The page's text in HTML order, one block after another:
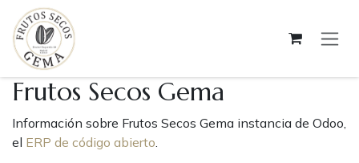
Ir al contenido
Frutos Secos Gema
Información sobre Frutos Secos Gema instancia de Odoo,
el ERP de código abierto.